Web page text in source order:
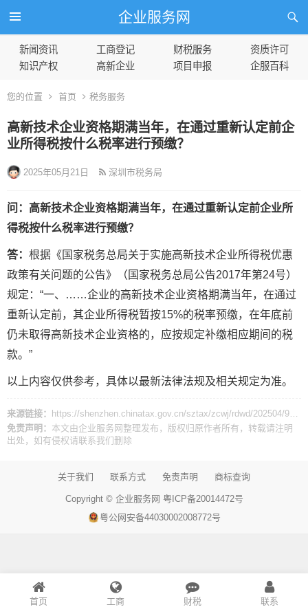
企业服务网
新闻资讯 工商登记 财税服务
资质许可
知识产权
高新企业 项目申报 企服百科
您的位置 首页 税务服务
高新技术企业资格期满当年，在通过重新认定前企
业所得税按什么税率进行预缴？
2025年05月21日 深圳市税务局
问：高新技术企业资格期满当年，在通过重新认定前企业所
得税按什么税率进行预缴？
答： 根据《国家税务总局关于实施高新技术企业所得税优惠
政策有关问题的公告》（国家税务总局公告2017年第24号）
规定：“一、……企业的高新技术企业资格期满当年，在通过
重新认定前，其企业所得税暂按15%的税率预缴，在年底前
仍未取得高新技术企业资格的，应按规定补缴相应期间的税
款。”
以上内容仅供参考，具体以最新法律法规及相关规定为准。
来源链接：
https://shenzhen.chinatax.gov.cn/sztax/zcwj/rdwd/202504/9a3e19926ea945abaa8c19a2933dad1d.shtml
免责声明： 本文由企业服务网 整理发布，版权归原作者所有，转载请注明
出处，如有侵权请 联系我们删除
关于我们 联系方式 免责声明 商标查询
Copyright © 企业服务网 粤ICP备20014472号
粤公网安备44030002008772号
首页 工商 财税 联系